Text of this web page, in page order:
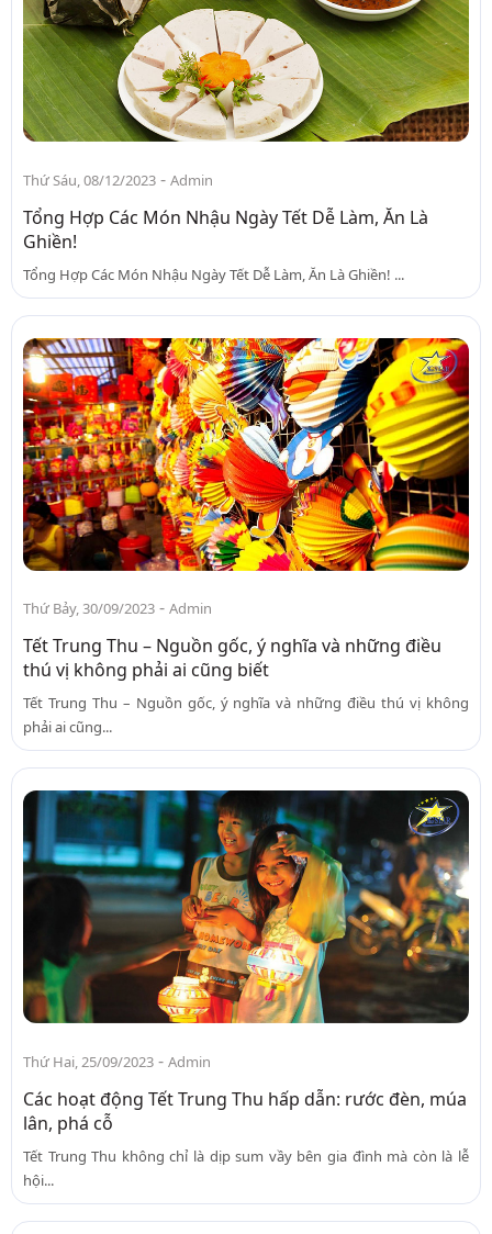
Thứ Sáu, 08/12/2023 - Admin
Tổng Hợp Các Món Nhậu Ngày Tết Dễ Làm, Ăn Là
Ghiền!
Tổng Hợp Các Món Nhậu Ngày Tết Dễ Làm, Ăn Là Ghiền! ...
Thứ Bảy, 30/09/2023 - Admin
Tết Trung Thu – Nguồn gốc, ý nghĩa và những điều
thú vị không phải ai cũng biết
Tết Trung Thu – Nguồn gốc, ý nghĩa và những điều thú vị không
phải ai cũng...
Thứ Hai, 25/09/2023 - Admin
Các hoạt động Tết Trung Thu hấp dẫn: rước đèn, múa
lân, phá cỗ
Tết Trung Thu không chỉ là dịp sum vầy bên gia đình mà còn là lễ
hội...